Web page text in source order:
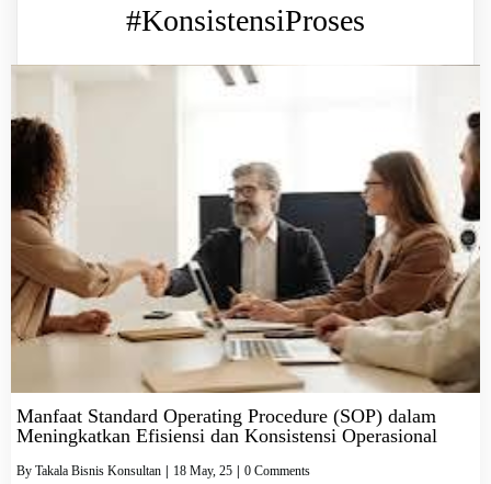
#KonsistensiProses
Manfaat Standard Operating Procedure (SOP) dalam
Meningkatkan Efisiensi dan Konsistensi Operasional
By Takala Bisnis Konsultan 18 May, 25 0 Comments